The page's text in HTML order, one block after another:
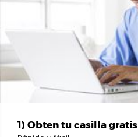
1) Obten tu casilla gratis